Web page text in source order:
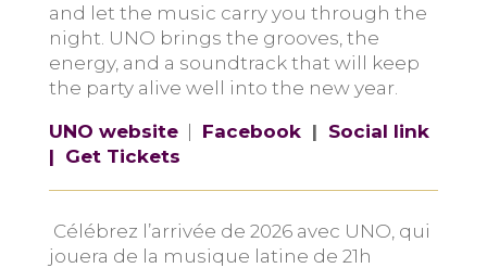
and let the music carry you through the
night. UNO brings the grooves, the
energy, and a soundtrack that will keep
the party alive well into the new year.
UNO website| Facebook| Social link
| Get Tickets
Célébrez l’arrivée de 2026 avec UNO, qui
jouera de la musique latine de 21h